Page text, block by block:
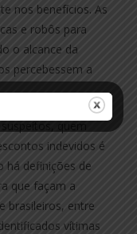
nos benefícios. As
e robôs para
o alcance da
percebessem a
quem
indevidos é
há definições de
que façam a
brasileiros, entre
vítimas